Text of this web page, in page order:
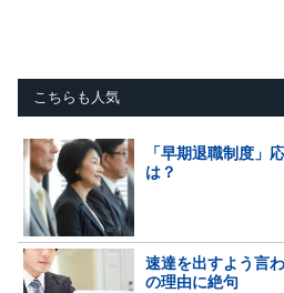
こちらも人気
「早期退職制度」
は？
速達を出すよう言
の理由に絶句